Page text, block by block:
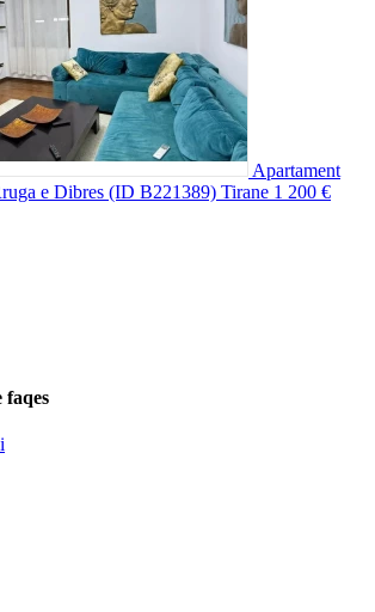
Apartament
e Dibres (ID B221389) Tirane 1 200 €